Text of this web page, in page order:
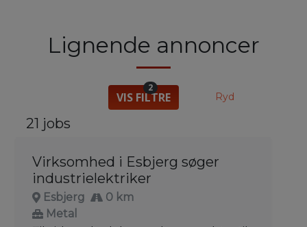
Lignende annoncer
VIS FILTRE
2
Ryd
21 jobs
Virksomhed i Esbjerg søger
industrielektriker
Esbjerg
0 km
Metal